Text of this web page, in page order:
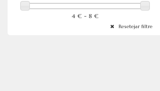
4 € - 8 €
Resetejar filtre